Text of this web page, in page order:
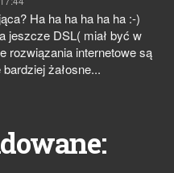
Ha ha ha ha ha ha :-)
jeszcze DSL( miał być w
rozwiązania internetowe są
żałosne...